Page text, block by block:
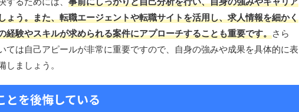
ょう。また、転職エージェントや転職サイトを活用し、求人情報を細かく
経験やスキルが求められる案件にアプローチすることも重要です。さら
ては自己アピールが非常に重要ですので、自身の強みや成果を具体的に表
しましょう。
とを後悔している